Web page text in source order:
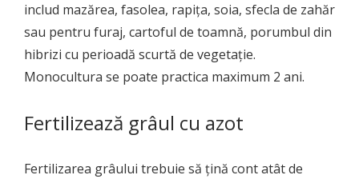
includ mazărea, fasolea, rapița, soia, sfecla de zahăr
sau pentru furaj, cartoful de toamnă, porumbul din
hibrizi cu perioadă scurtă de vegetație.
Monocultura se poate practica maximum 2 ani.
Fertilizează grâul cu azot
Fertilizarea grâului trebuie să țină cont atât de